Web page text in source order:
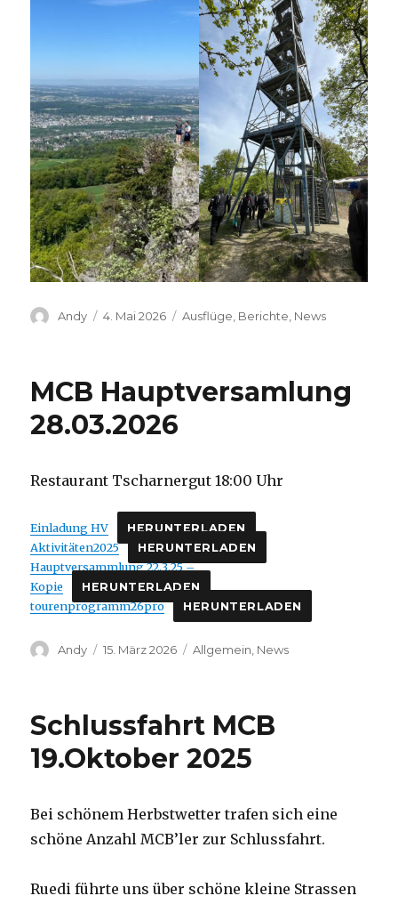
Autor
Andy
Veröffentlicht
4. Mai 2026 Kategorien
Ausflüge Berichte News
MCB Hauptversamlung
28.03.2026
Restaurant Tscharnergut 18:00 Uhr
Einladung HV HERUNTERLADEN
Aktivitäten2025 HERUNTERLADEN
Hauptversammlung 22.3.25 –
Kopie
HERUNTERLADEN
tourenprogramm26pro HERUNTERLADEN
Autor
Andy
Veröffentlicht
15. März 2026 Kategorien
Allgemein News
Schlussfahrt MCB
19.Oktober 2025
Bei schönem Herbstwetter trafen sich eine
schöne Anzahl MCB’ler zur Schlussfahrt.
Ruedi führte uns über schöne kleine Strassen